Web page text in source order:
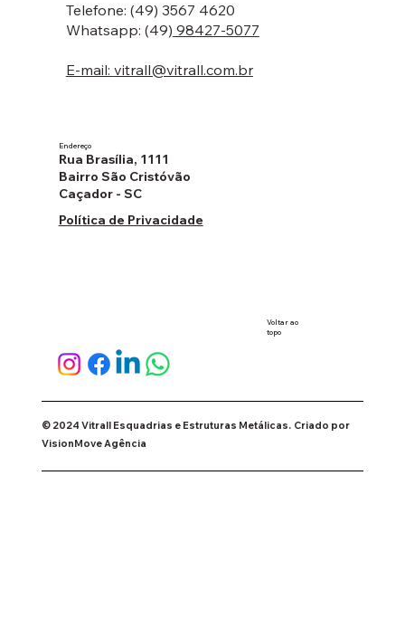
© 2024 Vitrall Esquadrias e Estruturas Metálicas. Criado por
VisionMove Agência
Endereço
Rua Brasília, 1111
Bairro São Cristóvão
Caçador - SC
Política de Privacidade
Telefone: (49) 3567 4620
Whatsapp: (49) 98427-5077
E-mail: vitrall@vitrall.com.br
Voltar ao
topo